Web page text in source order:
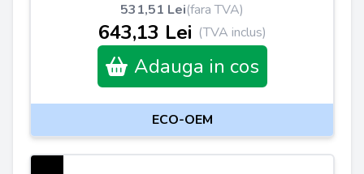
531,51 Lei(fara TVA)
643,13 Lei (TVA inclus)
Adauga in cos
ECO-OEM